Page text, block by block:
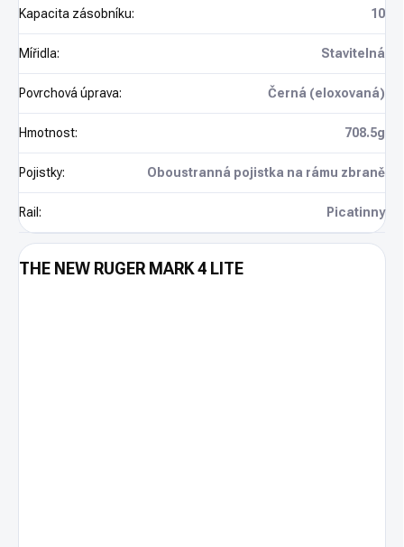
Kapacita zásobníku: 10
Mířidla: Stavitelná
Povrchová úprava: Černá (eloxovaná)
Hmotnost: 708.5g
Pojistky: Oboustranná pojistka na rámu zbraně
Rail : Picatinny
THE NEW RUGER MARK 4 LITE